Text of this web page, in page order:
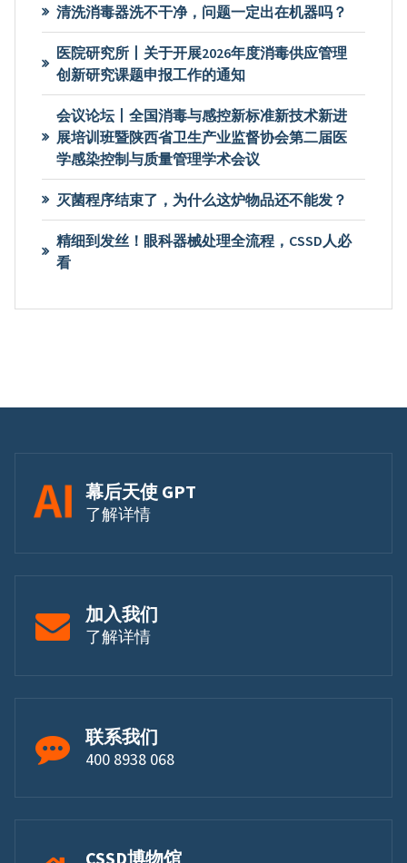
清洗消毒器洗不干净，问题一定出在机器吗？
医院研究所丨关于开展2026年度消毒供应管理
创新研究课题申报工作的通知
会议论坛丨全国消毒与感控新标准新技术新进
展培训班暨陕西省卫生产业监督协会第二届医
学感染控制与质量管理学术会议
灭菌程序结束了，为什么这炉物品还不能发？
精细到发丝！眼科器械处理全流程，CSSD人必
看
幕后天使 GPT
了解详情
加入我们
了解详情
联系我们
400 8938 068
CSSD博物馆